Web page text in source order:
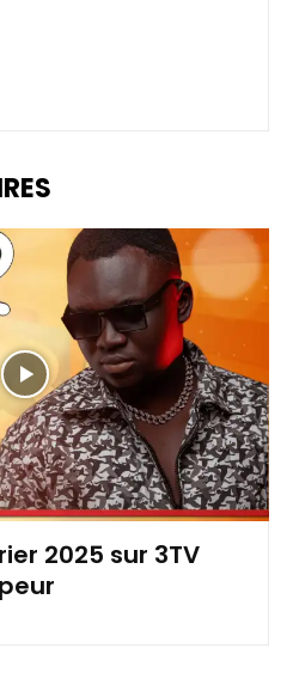
2025 sur 3TV